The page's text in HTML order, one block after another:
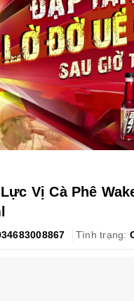
Vị Cà Phê
Tình trạng: